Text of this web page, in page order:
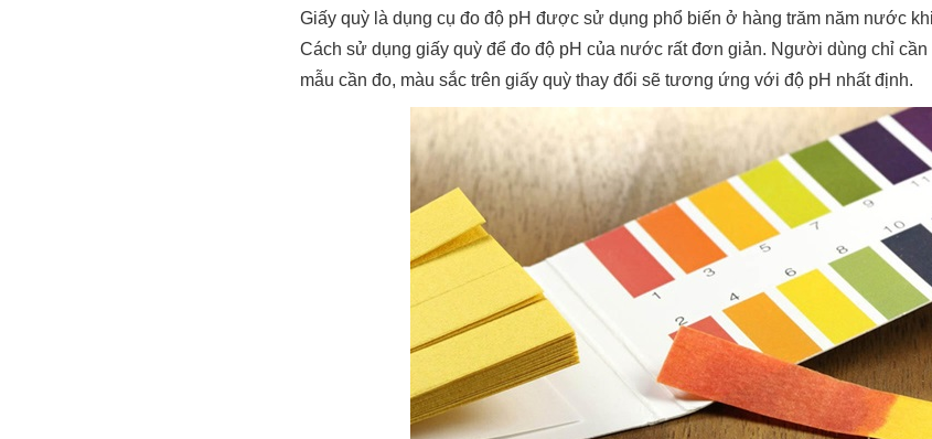
Giấy quỳ là dụng cụ đo độ pH được sử dụng phổ biến ở hàng trăm năm nước
Cách sử dụng giấy quỳ để đo độ pH của nước rất đơn giản. Người dùng chỉ
mẫu cần đo, màu sắc trên giấy quỳ thay đổi sẽ tương ứng với độ pH nhất định.